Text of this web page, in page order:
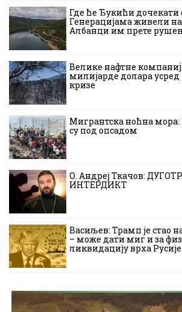
Где ће Ђукићи дочекати
Генерацијама живели
Албанци им прете
Велике нафтне
милијарде долара
кризе
Мигрантска ноћна
су под опсадом
О. Андреј Ткачов:
ИНТЕРДИКТ
Васиљев: Трамп је стао
– може дати миг и за
ликвидацију врха Русије